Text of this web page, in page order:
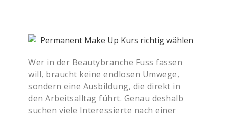
Wer in der Beautybranche Fuss fassen
will, braucht keine endlosen Umwege,
sondern eine Ausbildung, die direkt in
den Arbeitsalltag führt. Genau deshalb
suchen viele Interessierte nach einer